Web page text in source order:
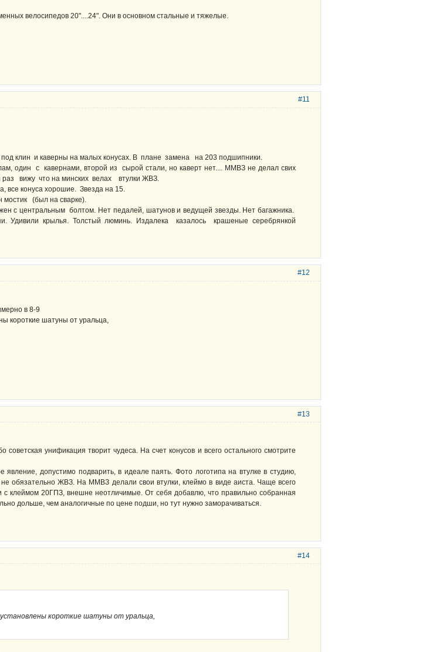
велосипедов 20"....24". Они в основном стальные и тяжелые.
#11
клин и каверны на малых конусах. В плане замена на 203 подшипники.
один с кавернами, второй из сырой стали, но каверт нет.... ММВЗ не делал свих
раз вижу что на минских велах втулки ЖВЗ.
все конуса хорошие. Звезда на 15.
мостик (был на сварке).
с центральным болтом. Нет педалей, шатунов и ведущей звезды. Нет багажника.
Удивили крылья. Толстый люминь. Издалека казалось крашеные серебрянкой
#12
в 8-9
короткие шатуны от уральца,
#13
советская унификация творит чудеса. На счет конусов и всего остального смотрите
явление, допустимо подварить, в идеале паять. Фото логотипа на втулке в студию,
обязательно ЖВЗ. На ММВЗ делали свои втулки, клеймо в виде аиста. Чаще всего
с клеймом 20ГПЗ, внешне неотличимые. От себя добавлю, что правильно собранная
дольше, чем аналогичные по цене подши, но тут нужно заморачиваться.
#14
короткие шатуны от уральца,